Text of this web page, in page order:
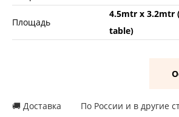
Площадь
4.5mtr x 3.2mtr
table)
🚚 Доставка
По России и в другие